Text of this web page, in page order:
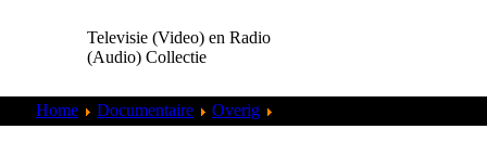
Televisie (Video) en Radio
(Audio) Collectie
Home Documentaire Overig